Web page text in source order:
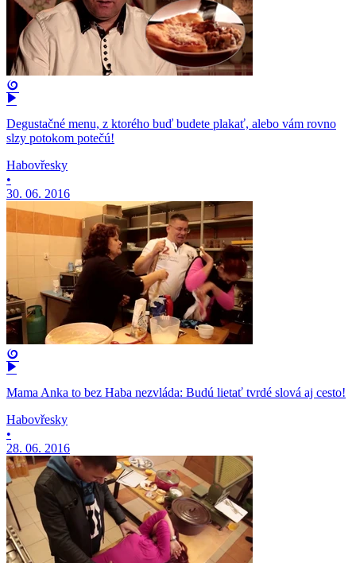
Degustačné menu, z ktorého buď budete plakať, alebo vám rovno
slzy potokom potečú!
Habovřesky
•
30. 06. 2016
Mama Anka to bez Haba nezvláda: Budú lietať tvrdé slová aj cesto!
Habovřesky
•
28. 06. 2016